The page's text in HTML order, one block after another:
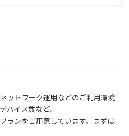
ットワーク運用などのご利用環境
バイス数など、
ランをご用意しています。まずは